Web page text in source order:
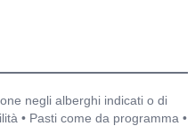
negli alberghi indicati o di
• Pasti come da programma •